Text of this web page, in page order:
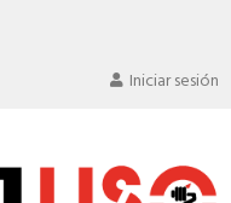
Iniciar sesión